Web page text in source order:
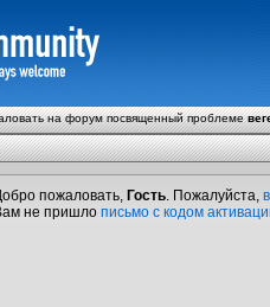
на форум посвященный проблеме
пожаловать, Гость. Пожалуйста,
не пришло письмо с кодом